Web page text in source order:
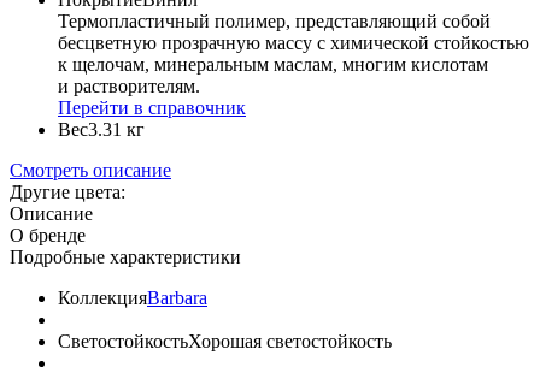
Термопластичный полимер, представляющий собой
бесцветную прозрачную массу с химической стойкостью
к щелочам, минеральным маслам, многим кислотам
и растворителям.
Перейти в справочник
Вес3.31 кг
Смотреть описание
Другие цвета:
Описание
О бренде
Подробные характеристики
КоллекцияBarbara
СветостойкостьХорошая светостойкость